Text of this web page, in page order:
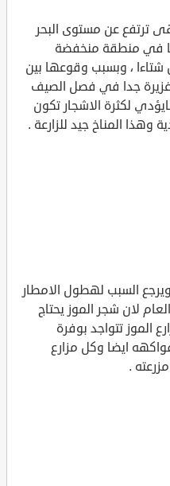
ترتفع عن مستوى البحر
ولكونها في منطقة منخفضة
شتاءا ، وبسبب وقوعها بين
غزيرة جدا في فصل الصيف
لكثرة الاشجار تكون
وهذا المناخ جيد للزارعة .
السبب لهطول الامطار
لان شجر الموز يحتاج
الموز تتواجد بوفرة
ايضا وكل مزارع
.